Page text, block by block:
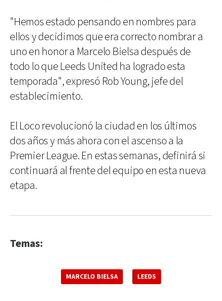
"Hemos estado pensando en nombres para
ellos y decidimos que era correcto nombrar a
uno en honor a Marcelo Bielsa después de
todo lo que Leeds United ha logrado esta
temporada", expresó Rob Young, jefe del
establecimiento.
El Loco revolucionó la ciudad en los últimos
dos años y más ahora con el ascenso a la
Premier League. En estas semanas, definirá si
continuará al frente del equipo en esta nueva
etapa.
Temas:
MARCELO BIELSA LEEDS